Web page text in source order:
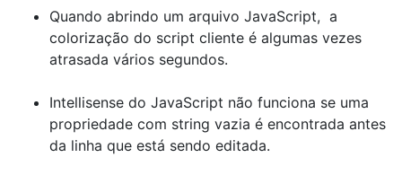
Quando abrindo um arquivo JavaScript, a
colorização do script cliente é algumas vezes
atrasada vários segundos.
Intellisense do JavaScript não funciona se uma
propriedade com string vazia é encontrada antes
da linha que está sendo editada.